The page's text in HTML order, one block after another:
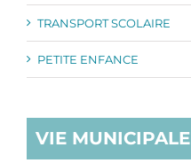
TRANSPORT SCOLAIRE
PETITE ENFANCE
VIE MUNICIPALE